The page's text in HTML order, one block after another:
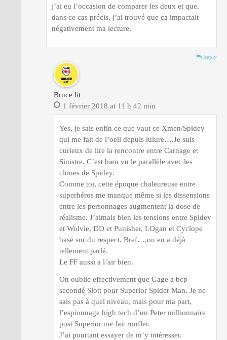
j’ai eu l’occasion de comparer les deux et que,
dans ce cas précis, j’ai trouvé que ça impactait
négativement ma lecture.
Reply
Bruce lit
1 février 2018 at 11 h 42 min
Yes, je sais enfin ce que vaut ce Xmen/Spidey
qui me fait de l’oeil depuis lulure….Je suis
curieux de lire la rencontre entre Carnage et
Sinistre. C’est bien vu le parallèle avec les
clones de Spidey.
Comme toi, cette époque chaleureuse entre
superhéros me manque même si les dissensions
entre les personnages augmentent la dose de
réalisme. J’aimais bien les tensions entre Spidey
et Wolvie, DD et Punisher, LOgan et Cyclope
basé sur du respect. Bref….on en a déjà
tellement parlé.
Le FF aussi a l’air bien.
On oublie effectivement que Gage a bcp
secondé Slott pour Superior Spider Man. Je ne
sais pas à quel niveau, mais pour ma part,
l’espionnage high tech d’un Peter millionnaire
post Superior me fait ronfler.
J’ai pourtant essayer de m’y intéresser.